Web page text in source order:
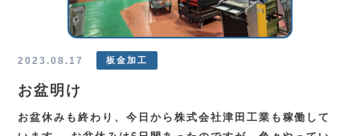
2023.08.17 板金加工
お盆明け
お盆休みも終わり、今日から株式会社津田工業も稼働して